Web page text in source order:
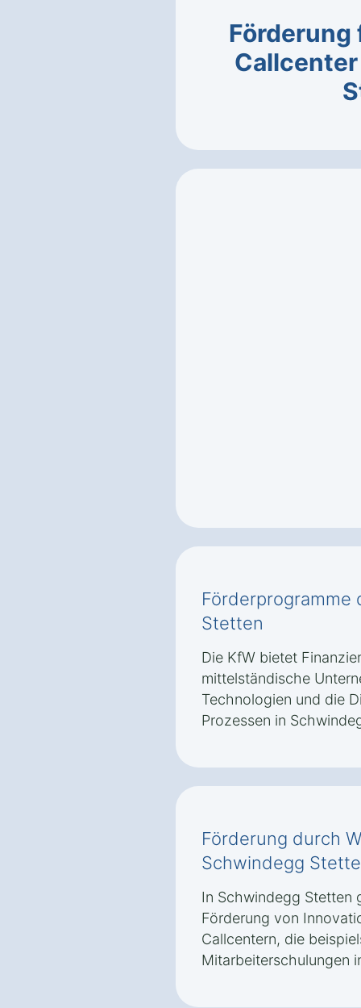
Förderprogramme
Stetten
Die KfW bietet
mittelständische
Technologien und die
Prozessen in
Förderung durch
Schwindegg
In Schwindegg Stetten
Förderung von
Callcentern, die
Mitarbeiterschulungen